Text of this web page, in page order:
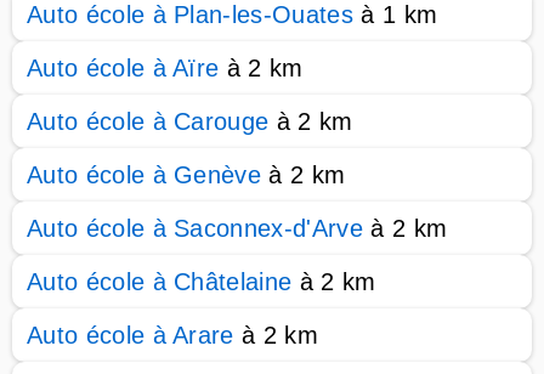
Auto école à Plan-les-Ouatesà 1 km
Auto école à Aïre à 2 km
Auto école à Carouge à 2 km
Auto école à Genève à 2 km
Auto école à Saconnex-d'Arveà 2 km
Auto école à Châtelaine à 2 km
Auto école à Arare à 2 km